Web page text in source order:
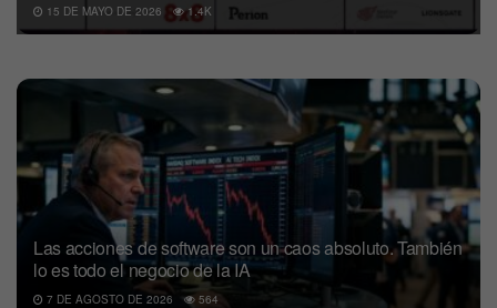
15 DE MAYO DE 2026 1.4K
Las acciones de software son un caos absoluto. También
lo es todo el negocio de la IA
7 DE AGOSTO DE 2026 564